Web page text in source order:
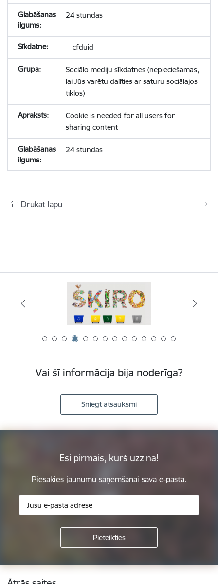
24 stundas
__cfduid
Sociālo mediju sīkdatnes (nepieciešamas,
lai Jūs varētu dalīties ar saturu sociālajos
tīklos)
Cookie is needed for all users for
sharing content
24 stundas
Drukāt lapu
Vai šī informācija bija noderīga?
Sniegt atsauksmi
Esi pirmais, kurš uzzina!
Piesakies jaunumu saņemšanai savā e-pastā.
Kājene